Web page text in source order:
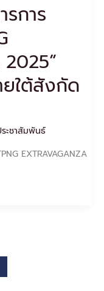
การ
2025”
ใต้สังกัด
ะชาสัมพันธ์
EXTRAVAGANZA